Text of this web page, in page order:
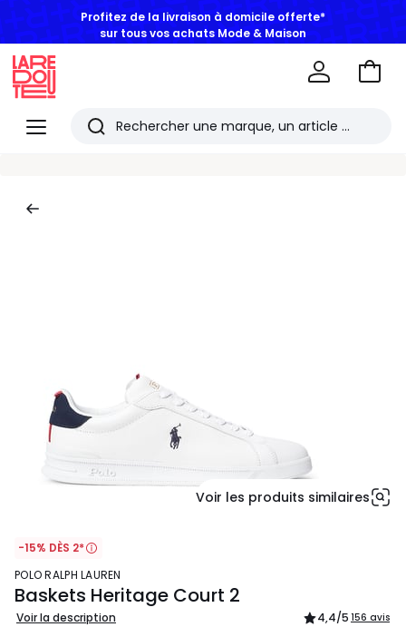
Profitez de la livraison à domicile offerte*
sur tous vos achats Mode & Maison
Menu
Redoute
Rechercher
Aller
Voir les produits similaires
-15% DÈS 2*
POLO RALPH LAUREN
Baskets Heritage Court 2
Voir la description 4,4/5 156 avis